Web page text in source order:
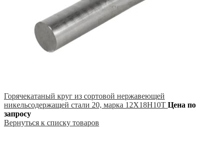
Горячекатаный круг из сортовой нержавеющей
никельсодержащей стали 20, марка 12Х18Н10Т Цена по
запросу
Вернуться к списку товаров